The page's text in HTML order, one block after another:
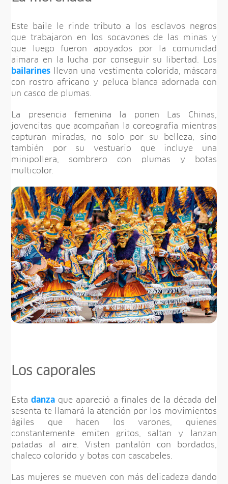
Este baile le rinde tributo a los esclavos negros
que trabajaron en los socavones de las minas y
que luego fueron apoyados por la comunidad
aimara en la lucha por conseguir su libertad. Los
bailarines llevan una vestimenta colorida, máscara
con rostro africano y peluca blanca adornada con
un casco de plumas.
La presencia femenina la ponen Las Chinas,
jovencitas que acompañan la coreografía mientras
capturan miradas, no solo por su belleza, sino
también por su vestuario que incluye una
minipollera, sombrero con plumas y botas
multicolor.
Los caporales
Estadanza que apareció a finales de la década del
sesenta te llamará la atención por los movimientos
ágiles que hacen los varones, quienes
constantemente emiten gritos, saltan y lanzan
patadas al aire. Visten pantalón con bordados,
chaleco colorido y botas con cascabeles.
Las mujeres se mueven con más delicadeza dando